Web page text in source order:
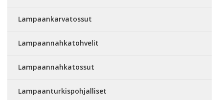
Lampaankarvatossut
Lampaannahkatohvelit
Lampaannahkatossut
Lampaanturkispohjalliset